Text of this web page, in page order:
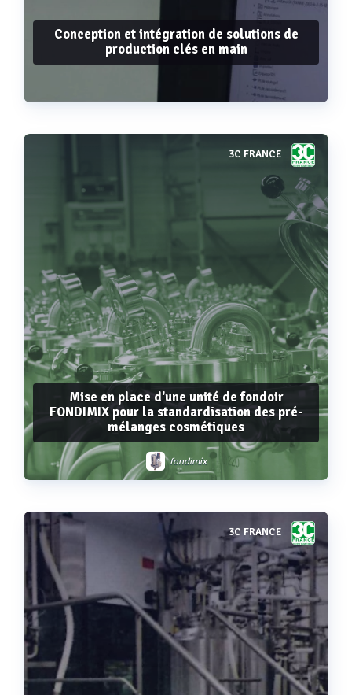
Conception et intégration de solutions de
production clés en main
3C FRANCE
Mise en place d'une unité de fondoir
FONDIMIX pour la standardisation des pré-
mélanges cosmétiques
fondimix
Voir plus 3C FRANCE